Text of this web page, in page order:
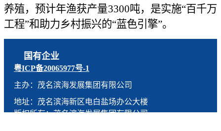
养殖，预计年渔获产量3300吨，是实施“百千万
工程”和助力乡村振兴的“蓝色引擎”。
国有企业
粤ICP备20065977号-1
主办：茂名滨海发展集团有限公司
地址：茂名滨海新区电白盐场办公大楼
版权所有：茂名滨海发展集团有限公司